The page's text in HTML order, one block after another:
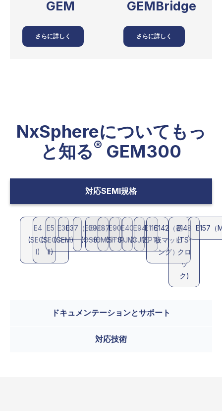
GEM
さらに詳しく
GEMBridge
さらに詳しく
NxSphereについてもっ
と知る® GEM300
対応SEMI規格
ドキュメンテーションとサポート
対応技術
E4
(SECS
I)
E5
(SECS
II)
E30
(GEM)
E37（HSMS）
E39
(OSS)
E87
(CMS)
E90
(STS)
E40
(PJM)
E94
(CJM)
E116
(EPT)
E142（基
板マッピ
ング）
E148
(TS-
クロ
ッ
ク)
E157（